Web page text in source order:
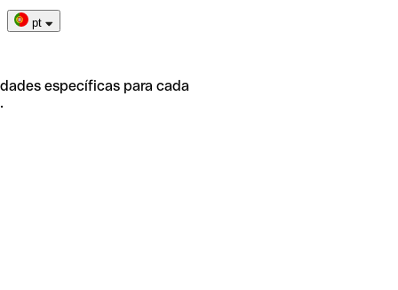
pt
específicas para cada